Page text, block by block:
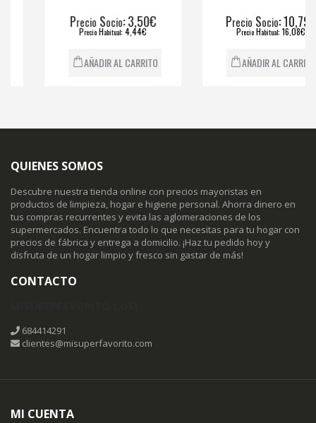
recioSocio: 3,50€
Habitual: 4,44€
AÑADIR AL CARRITO
recioSocio: 10,79€
Habitual : 16,08€
AÑADIR AL CARRITO
QUIENES SOMOS
Descubre nuestra tienda online con precios mayoristas en
productos de limpieza, hogar e higiene personal. Ahorra dinero en
tus compras recurrentes y evita las aglomeraciones de los
supermercados. Encuentra todo lo que necesitas para tu hogar con
precios de fábrica y entrega a domicilio. ¡Haz tu pedido hoy y
disfruta de un hogar limpio y fresco sin gastar de más!
CONTACTO
684414291
clientes@misuperfavorito.com
MI CUENTA